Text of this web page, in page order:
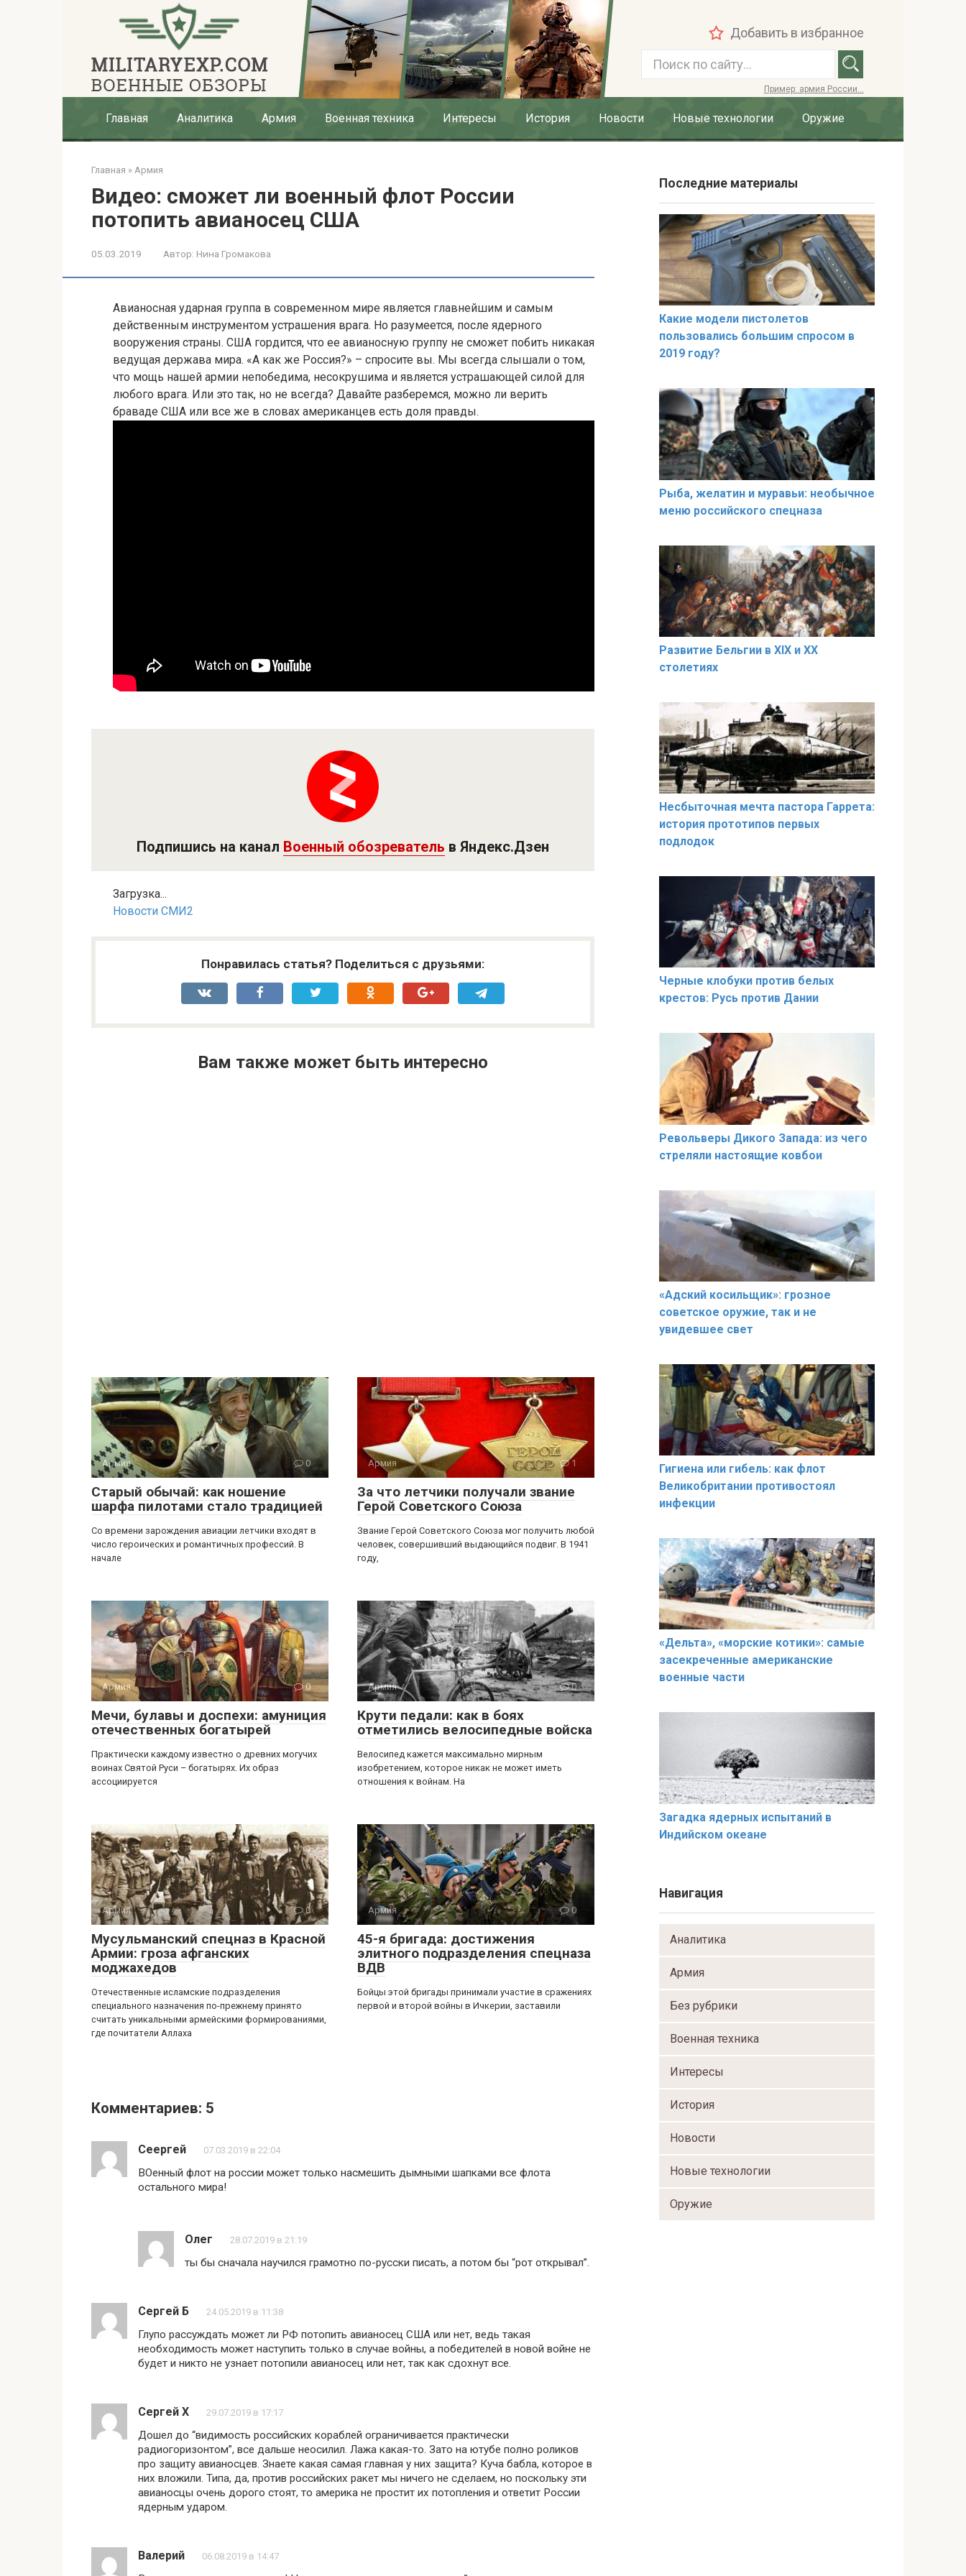
Добавить в избранное
и
:
Пример: армия России...
Главная Аналитика Армия Военная техника Интересы История Новости Новые технологии Оружие
Главная » Армия
Видео: сможет ли военный флот России
потопить авианосец США
05.03.2019 Автор: Нина Громакова
Авианосная ударная группа в современном мире является главнейшим и самым
действенным инструментом устрашения врага. Но разумеется, после ядерного
вооружения страны. США гордится, что ее авианосную группу не сможет побить никакая
ведущая держава мира. «А как же Россия?» – спросите вы. Мы всегда слышали о том,
что мощь нашей армии непобедима, несокрушима и является устрашающей силой для
любого врага. Или это так, но не всегда? Давайте разберемся, можно ли верить
браваде США или все же в словах американцев есть доля правды.
Подпишись на канал Военный обозреватель в Яндекс.Дзен
Загрузка...
Новости СМИ2
Понравилась статья? Поделиться с друзьями:
Вам также может быть интересно
Армия 0
Старый обычай: как ношение
шарфа пилотами стало традицией
Со времени зарождения авиации летчики входят в
число героических и романтичных профессий. В
начале
Армия 1
За что летчики получали звание
Герой Советского Союза
Звание Герой Советского Союза мог получить любой
человек, совершивший выдающийся подвиг. В 1941
году,
Армия 0
Мечи, булавы и доспехи: амуниция
отечественных богатырей
Практически каждому известно о древних могучих
воинах Святой Руси – богатырях. Их образ
ассоциируется
Армия 0
Крути педали: как в боях
отметились велосипедные войска
Велосипед кажется максимально мирным
изобретением, которое никак не может иметь
отношения к войнам. На
Армия 0
Мусульманский спецназ в Красной
Армии: гроза афганских
моджахедов
Отечественные исламские подразделения
специального назначения по-прежнему принято
считать уникальными армейскими формированиями,
где почитатели Аллаха
Армия 0
45-я бригада: достижения
элитного подразделения спецназа
ВДВ
Бойцы этой бригады принимали участие в сражениях
первой и второй войны в Ичкерии, заставили
Комментариев: 5
Сеергей 07.03.2019 в 22:04
ВОенный флот на россии может только насмешить дымными шапками все флота
остального мира!
Олег 28.07.2019 в 21:19
ты бы сначала научился грамотно по-русски писать, а потом бы “рот открывал”.
Сергей Б 24.05.2019 в 11:38
Глупо рассуждать может ли РФ потопить авианосец США или нет, ведь такая
необходимость может наступить только в случае войны, а победителей в новой войне не
будет и никто не узнает потопили авианосец или нет, так как сдохнут все.
Сергей Х 29.07.2019 в 17:17
Дошел до “видимость российских кораблей ограничивается практически
радиогоризонтом”, все дальше неосилил. Лажа какая-то. Зато на ютубе полно роликов
про защиту авианосцев. Знаете какая самая главная у них защита? Куча бабла, которое в
них вложили. Типа, да, против российских ракет мы ничего не сделаем, но поскольку эти
авианосцы очень дорого стоят, то америка не простит их потопления и ответит России
ядерным ударом.
Валерий 06.08.2019 в 14:47
Последние материалы
Какие модели пистолетов
пользовались большим спросом в
2019 году?
Рыба, желатин и муравьи: необычное
меню российского спецназа
Развитие Бельгии в XIX и XX
столетиях
Несбыточная мечта пастора Гаррета:
история прототипов первых
подлодок
Черные клобуки против белых
крестов: Русь против Дании
Револьверы Дикого Запада: из чего
стреляли настоящие ковбои
«Адский косильщик»: грозное
советское оружие, так и не
увидевшее свет
Гигиена или гибель: как флот
Великобритании противостоял
инфекции
«Дельта», «морские котики»: самые
засекреченные американские
военные части
Загадка ядерных испытаний в
Индийском океане
Навигация
Аналитика
Армия
Без рубрики
Военная техника
Интересы
История
Новости
Новые технологии
Оружие